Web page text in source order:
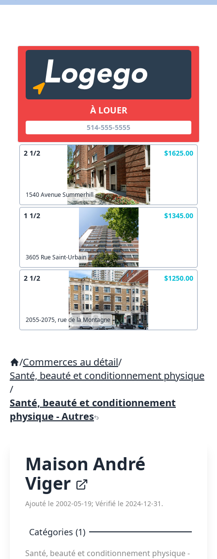
À LOUER
514-555-5555
2 1/2 $1625.00
1540 Avenue Summerhill
1 1/2 $1345.00
3605 Rue Saint-Urbain
2 1/2 $1250.00
2055-2075, rue de la Montagne
/Commerces au détail/
Santé, beauté et conditionnement physique
/
Santé, beauté et conditionnement
physique - Autres
Maison André
Viger
Ajouté le 2002-05-19; Vérifié le 2024-12-31.
Catégories (1)
Santé, beauté et conditionnement physique -
X Fermer Envoyez
Copier lien
X Fermer